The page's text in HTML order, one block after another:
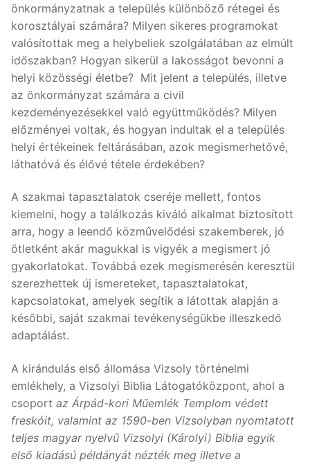
önkormányzatnak a település különböző rétegei és
korosztályai számára? Milyen sikeres programokat
valósítottak meg a helybeliek szolgálatában az elmúlt
időszakban? Hogyan sikerül a lakosságot bevonni a
helyi közösségi életbe? Mit jelent a település, illetve
az önkormányzat számára a civil
kezdeményezésekkel való együttműködés? Milyen
előzményei voltak, és hogyan indultak el a település
helyi értékeinek feltárásában, azok megismerhetővé,
láthatóvá és élővé tétele érdekében?
A szakmai tapasztalatok cseréje mellett, fontos
kiemelni, hogy a találkozás kiváló alkalmat biztosított
arra, hogy a leendő közművelődési szakemberek, jó
ötletként akár magukkal is vigyék a megismert jó
gyakorlatokat. Továbbá ezek megismerésén keresztül
szerezhettek új ismereteket, tapasztalatokat,
kapcsolatokat, amelyek segítik a látottak alapján a
későbbi, saját szakmai tevékenységükbe illeszkedő
adaptálást.
A kirándulás első állomása Vizsoly történelmi
emlékhely, a Vizsolyi Biblia Látogatóközpont, ahol a
csoport az Árpád-kori Műemlék Templom védett
freskóit, valamint az 1590-ben Vizsolyban nyomtatott
teljes magyar nyelvű Vizsolyi (Károlyi) Biblia egyik
első kiadású példányát nézték meg illetve a